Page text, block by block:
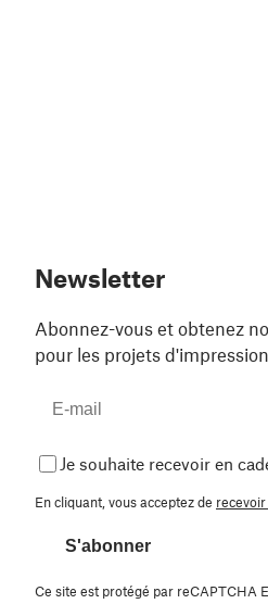
Newsletter
Abonnez-vous et obtenez
pour les projets
Je souhaite recevoir en
En cliquant, vous acceptez de
S'abonner
Ce site est protégé par reCAPTCHA